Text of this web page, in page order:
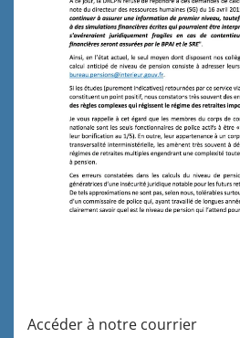
Accéder à notre courrier